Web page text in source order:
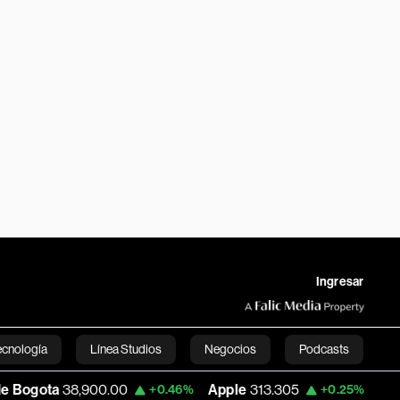
Ingresar
Línea Studios Negocios Podcasts
English
+0.46% Apple 313.305 +0.25% USD COP